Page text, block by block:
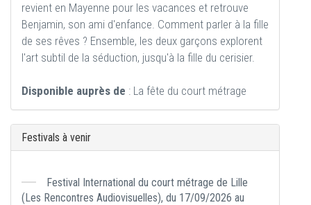
revient en Mayenne pour les vacances et retrouve
Benjamin, son ami d'enfance. Comment parler à la fille
de ses rêves ? Ensemble, les deux garçons explorent
l'art subtil de la séduction, jusqu'à la fille du cerisier.
Disponible auprès de : La fête du court métrage
Festivals à venir
Festival International du court métrage de Lille
(Les Rencontres Audiovisuelles), du 17/09/2026 au